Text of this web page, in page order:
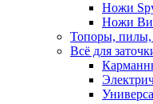
Ножи
Ножи
Топоры, пилы,
Всё для